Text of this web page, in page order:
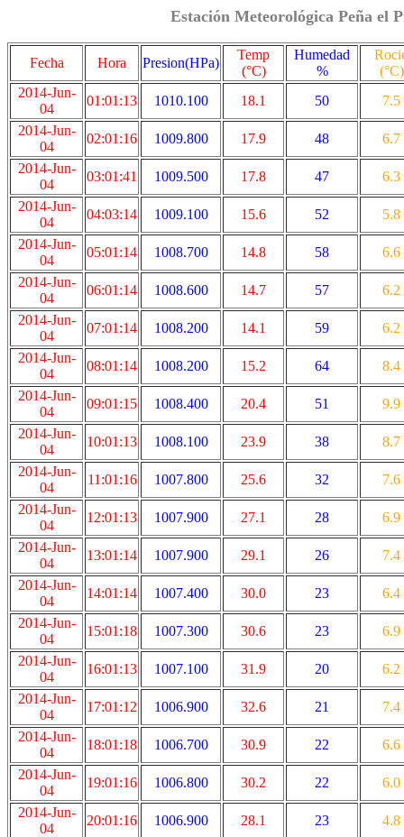
Estación Meteorológica Peña el
Fecha Hora Presion(HPa)
Temp
(°C)
Humedad
%
(°C)
2014-Jun-
04
01:01:13 1010.100 18.1 50
7.5
2014-Jun-
04
02:01:16 1009.800 17.9 48
6.7
2014-Jun-
04
03:01:41 1009.500 17.8 47
6.3
2014-Jun-
04
04:03:14 1009.100 15.6 52
5.8
2014-Jun-
04
05:01:14 1008.700 14.8 58
6.6
2014-Jun-
04
06:01:14 1008.600 14.7 57
6.2
2014-Jun-
04
07:01:14 1008.200 14.1 59
6.2
2014-Jun-
04
08:01:14 1008.200 15.2 64
8.4
2014-Jun-
04
09:01:15 1008.400 20.4 51
9.9
2014-Jun-
04
10:01:13 1008.100 23.9 38
8.7
2014-Jun-
04
11:01:16 1007.800 25.6 32
7.6
2014-Jun-
04
12:01:13 1007.900 27.1 28
6.9
2014-Jun-
04
13:01:14 1007.900 29.1 26
7.4
2014-Jun-
04
14:01:14 1007.400 30.0 23
6.4
2014-Jun-
04
15:01:18 1007.300 30.6 23
6.9
2014-Jun-
04
16:01:13 1007.100 31.9 20
6.2
2014-Jun-
04
17:01:12 1006.900 32.6 21
7.4
2014-Jun-
04
18:01:18 1006.700 30.9 22
6.6
2014-Jun-
04
19:01:16 1006.800 30.2 22
6.0
2014-Jun-
04
20:01:16 1006.900 28.1 23
4.8